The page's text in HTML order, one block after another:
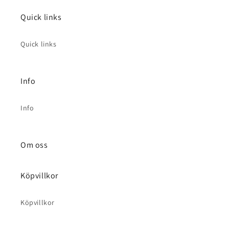
Quick links
Quick links
Info
Info
Om oss
Köpvillkor
Köpvillkor